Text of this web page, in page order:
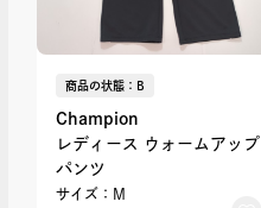
商品の状態：B
Champion
レディース ウォームアップ
パンツ
サイズ：M